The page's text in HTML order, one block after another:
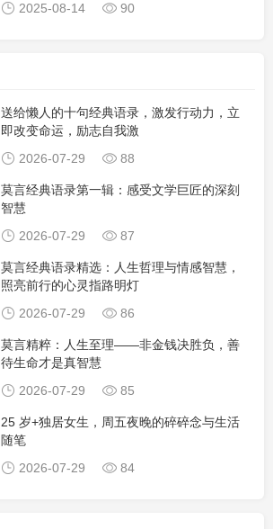
2025-08-14
90
送给懒人的十句经典语录，激发行动力，立
即改变命运，励志自我激
2026-07-29
88
莫言经典语录第一辑：感受文学巨匠的深刻
智慧
2026-07-29
87
莫言经典语录精选：人生哲理与情感智慧，
照亮前行的心灵指路明灯
2026-07-29
86
莫言精粹：人生至理——非金钱决胜负，善
待生命才是真智慧
2026-07-29
85
25 岁+独居女生，周五夜晚的碎碎念与生活
随笔
2026-07-29
84